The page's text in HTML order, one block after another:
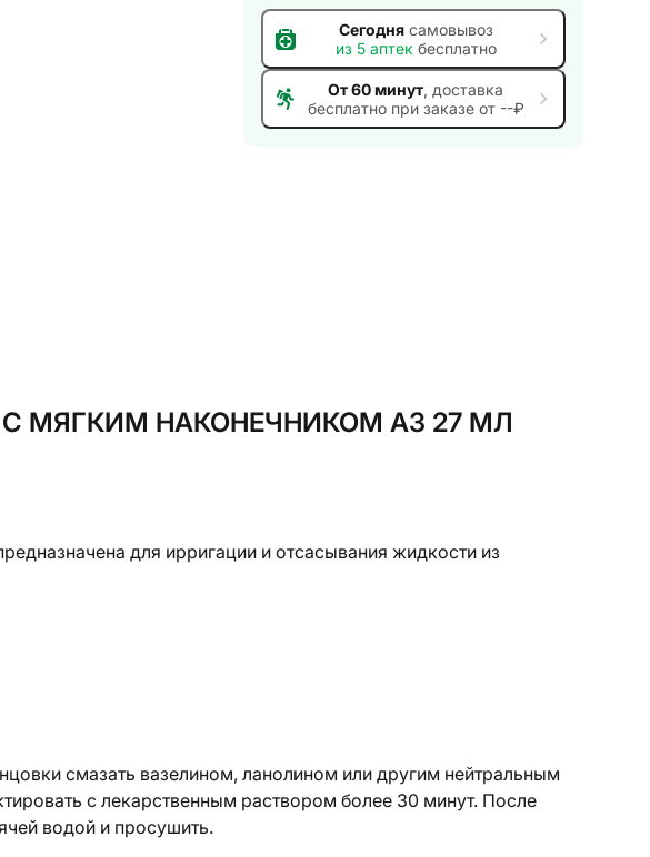
Сегоднясамовывоз
из 5 аптек бесплатно
От 60 минут, доставка
бесплатно при заказе от --₽
МЯГКИМ НАКОНЕЧНИКОМ А3 27 МЛ
для ирригации и отсасывания жидкости из
смазать вазелином, ланолином или другим нейтральным
с лекарственным раствором более 30 минут. После
водой и просушить.